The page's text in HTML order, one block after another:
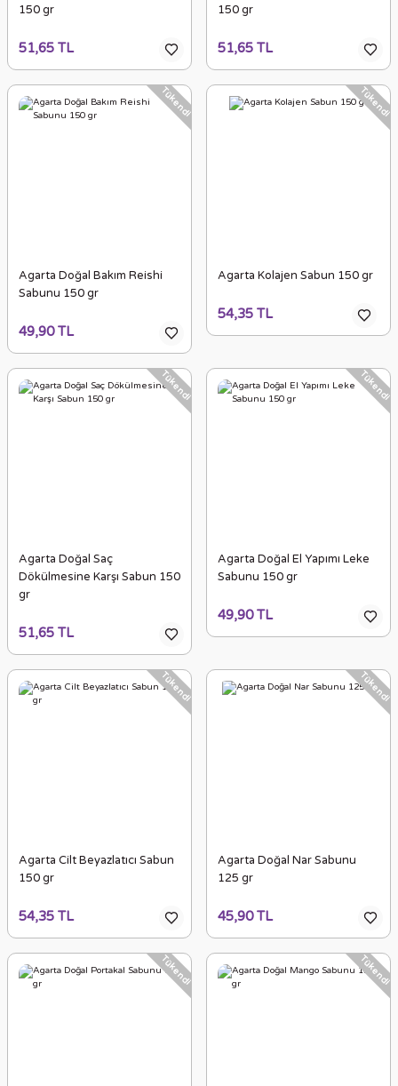
150 gr
51,65 TL
150 gr
51,65 TL
Tükendi
Agarta Doğal Bakım Reishi
Sabunu 150 gr
49,90 TL
Tükendi
Agarta Kolajen Sabun 150 gr
54,35 TL
Tükendi
Agarta Doğal Saç
Dökülmesine Karşı Sabun 150
gr
51,65 TL
Tükendi
Agarta Doğal El Yapımı Leke
Sabunu 150 gr
49,90 TL
Tükendi
Agarta Cilt Beyazlatıcı Sabun
150 gr
54,35 TL
Tükendi
Agarta Doğal Nar Sabunu
125 gr
45,90 TL
Tükendi Tükendi